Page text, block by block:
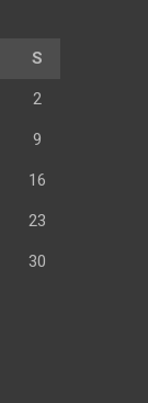
S
2
9
16
23
30